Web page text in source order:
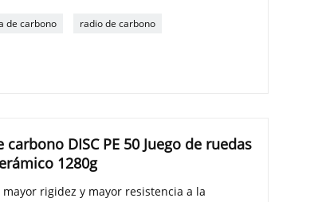
de carbono radio de carbono
DISC PE 50 Juego de ruedas
1280g
rigidez y mayor resistencia a la